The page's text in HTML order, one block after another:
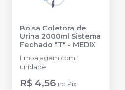
Bolsa Coletora de
Urina 2000ml Sistema
Fechado "T" - MEDIX
Embalagem com 1
unidade
R$ 4,56 no Pix